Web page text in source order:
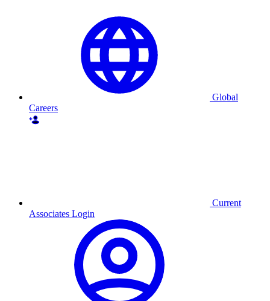
Global
Careers
Current
Associates Login